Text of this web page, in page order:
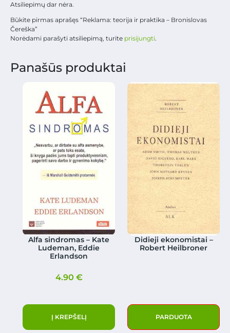
Atsiliepimų dar nėra.
Būkite pirmas aprašęs “Reklama: teorija ir praktika – Bronislovas
Čereška”
Norėdami parašyti atsiliepimą, turite prisijungti.
Panašūs produktai
Alfa sindromas – Kate
Ludeman, Eddie
Erlandson
4.90 €
Į KREPŠELĮ
Didieji ekonomistai –
Robert Heilbroner
PARDUOTA